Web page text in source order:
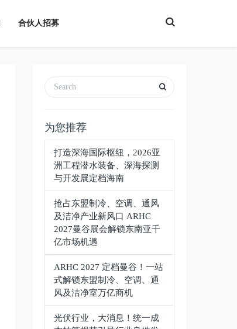
T
o
g
e
a
r
合伙人招募
为您推荐
打造深海国际枢纽，2026亚
洲工程潜水装备、深海探测
与开发展定档海南
抢占东盟制冷、空调、通风
及洁净产业新风口 ARHC
2027曼谷展会解锁东南亚千
亿市场机遇
ARHC 2027 定档曼谷！一站
式解锁东盟制冷、空调、通
风及洁净室万亿商机
光伏行业，大消息！统一成